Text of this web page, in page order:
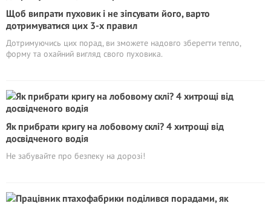
Щоб випрати пуховик і не зіпсувати його, варто
дотримуватися цих 3-х правил
Дотримуючись цих порад, ви зможете надовго зберегти тепло,
форму та охайний вигляд свого пуховика.
Як прибрати кригу на лобовому склі? 4 хитрощі від
досвідченого водія
Не забувайте про безпеку на дорозі!